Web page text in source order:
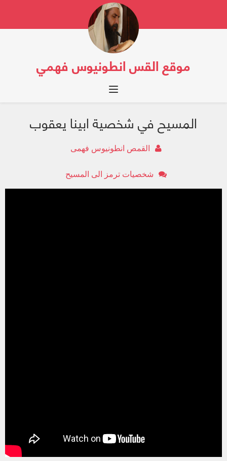
موقع القس انطونيوس فهمي
Toggle navigation
المسيح في شخصية ابينا يعقوب
القمص انطونيوس فهمى
شخصيات ترمز الى المسيح